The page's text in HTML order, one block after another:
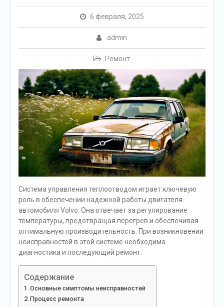
6 февраля, 2025
admin
Ремонт
Система управления теплоотводом играет ключевую
роль в обеспечении надежной работы двигателя
автомобиля Volvo. Она отвечает за регулирование
температуры, предотвращая перегрев и обеспечивая
оптимальную производительность. При возникновении
неисправностей в этой системе необходима
диагностика и последующий ремонт.
Содержание
Основные симптомы неисправностей
Процесс ремонта